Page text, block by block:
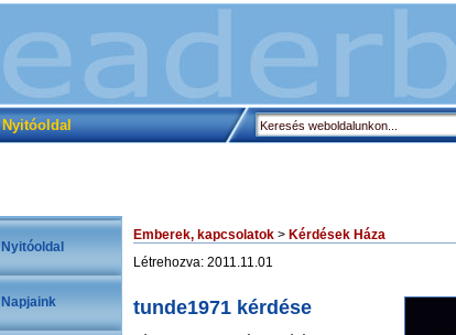
Nyitóoldal
Nyitóoldal
Napjaink
Emberek, kapcsolatok > Kérdések Háza
Létrehozva: 2011.11.01
tunde1971 kérdése